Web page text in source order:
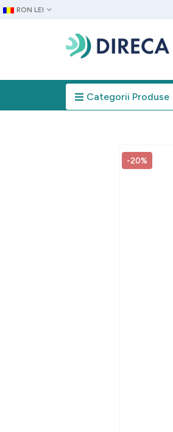
RON LEI
Categorii Produse
-20%